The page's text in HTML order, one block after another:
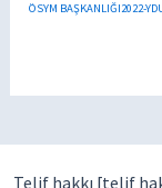
ÖSYM BAŞKANLIĞI2022-
Telif hakkı [telif